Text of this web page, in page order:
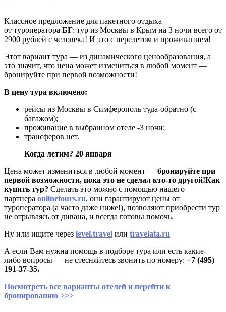
Классное предложение для пакетного отдыха
от туроператора БГ: тур из Москвы в Крым на 3 ночи всего от
2900 рублей с человека! И это с перелетом и проживанием!
Этот вариант тура — из динамического ценообразования, а
это значит, что цена может измениться в любой момент —
бронируйте при первой возможности!
В цену тура включено:
рейсы из Москвы в Симферополь туда-обратно (с
багажом);
проживание в выбранном отеле -3 ночи;
трансферов нет.
Когда летим? 20 января
Цена может измениться в любой момент — бронируйте при
первой возможности, пока это не сделал кто-то другой!Как
купить тур? Сделать это можно с помощью нашего
партнера onlinetours.ru, они гарантируют цены от
туроператора (а часто даже ниже!), позволяют приобрести тур
не отрываясь от дивана, и всегда готовы помочь.
Ну или ищите через level.travel или travelata.ru
А если Вам нужна помощь в подборе тура или есть какие-
либо вопросы — не стесняйтесь звонить по номеру: +7 (495)
191-37-35.
Посмотреть все варианты отелей и перейти к
бронированию >>>